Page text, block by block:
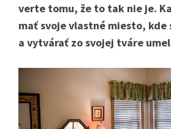
verte tomu, že to tak nie je.
mať svoje vlastné miesto, kde
a vytvárať zo svojej tváre